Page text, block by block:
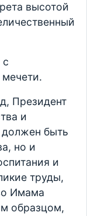
высотой
с
Президент
и
должен быть
но и
и
труды,
Имама
образцом,